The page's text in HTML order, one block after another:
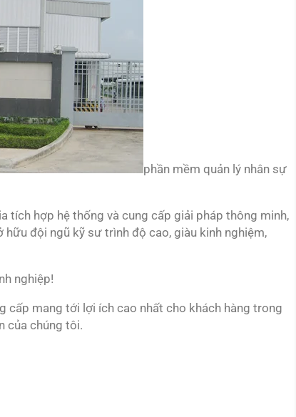
phần mềm quản lý nhân sự
tích hợp hệ thống và cung ­cấp giải pháp thông minh,
đội ngũ kỹ sư trình độ cao, giàu kinh nghiệm,
nghiệp!
cấp mang tới lợi ích cao nhất cho khách hàng trong
của chúng tôi.